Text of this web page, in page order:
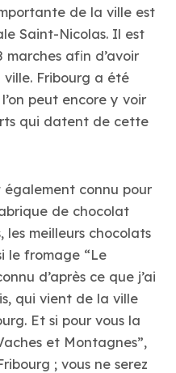
de la ville est
Saint-Nicolas. Il est
marches afin d’avoir
Fribourg a été
peut encore y voir
qui datent de cette
connu pour
de chocolat
meilleurs chocolats
le fromage “Le
d’après ce que j’ai
qui vient de la ville
Et si pour vous la
et Montagnes”,
; vous ne serez